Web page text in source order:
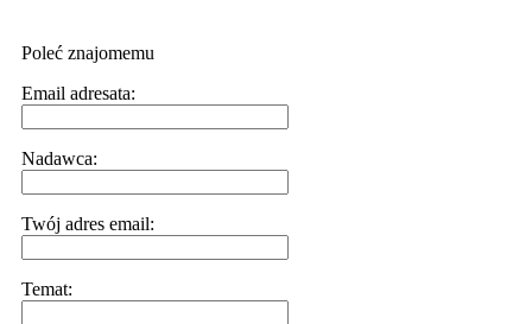
Poleć znajomemu
Email adresata:
Nadawca:
Twój adres email:
Temat: